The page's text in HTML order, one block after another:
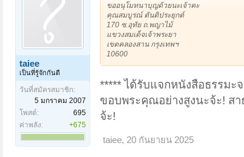
taiee
เป็นที่รู้จักกันดี
วันที่สมัครสมาชิก:
5 มกราคม 2007
โพสต์:
695
ค่าพลัง:
+675
ขออนุโมทนาบุญด้วยนะเจ้าคะ
คุณสมบูรณ์ ตันติประยุกต์
170 ซ.อุทัย ถ.พญาไม้
แขวงสมเด็จเจ้าพระยา
เขตคลองสาน กรุงเทพฯ
10600
***** ได้รับแจกหนังสือธรรมะ
ขอบพระคุณอย่างสูงนะจ้ะ! ส
จ้ะ!
taiee, 20 กันยายน 2025